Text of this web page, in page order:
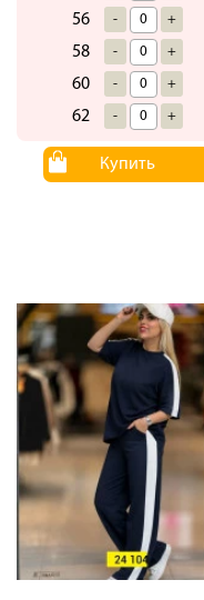
56 - +
58 - +
60 - +
62 - +
Купить